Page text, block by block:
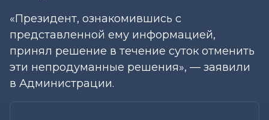
«Президент, ознакомившись с
представленной ему информацией,
принял решение в течение суток отменить
эти непродуманные решения», — заявили
в Администрации.